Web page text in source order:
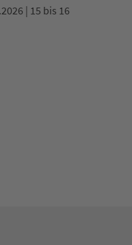
| 15 bis 16